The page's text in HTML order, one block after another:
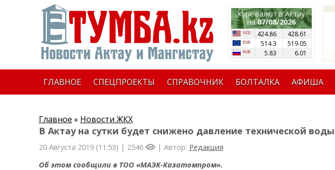
Курс валют в Актау
на07/08/2026
424.86
428.61
514.3
519.05
5.83
6.01
ГЛАВНОЕ СПЕЦПРОЕКТЫ СПРАВОЧНИК БОЛТАЛКА АФИША
Главное » Новости ЖКХ
В Актау на сутки будет снижено давление технической воды
20 Августа 2019 (11:53) | 2546 | Автор: Редакция
Об этом сообщили в ТОО «МАЭК-Казатомпром».